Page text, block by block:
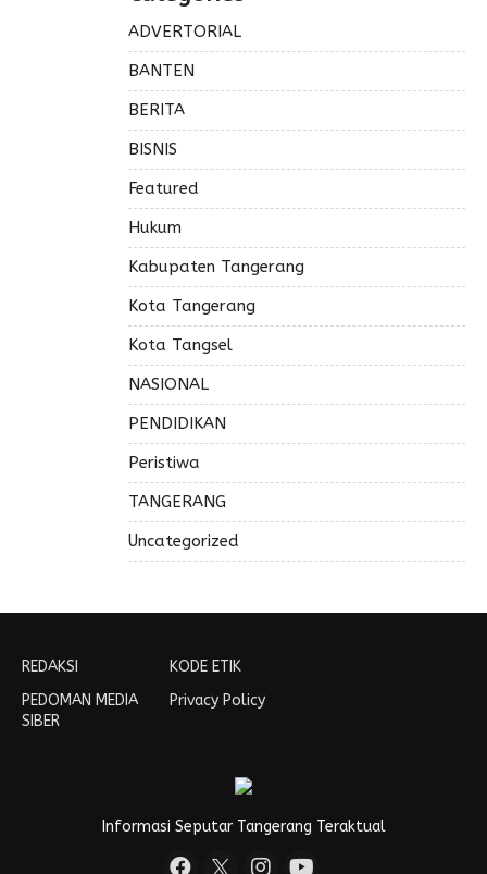
ADVERTORIAL
BANTEN
BERITA
BISNIS
Featured
Hukum
Kabupaten Tangerang
Kota Tangerang
Kota Tangsel
NASIONAL
PENDIDIKAN
Peristiwa
TANGERANG
Uncategorized
REDAKSI
PEDOMAN MEDIA
SIBER
KODE ETIK
Privacy Policy
Informasi Seputar Tangerang Teraktual